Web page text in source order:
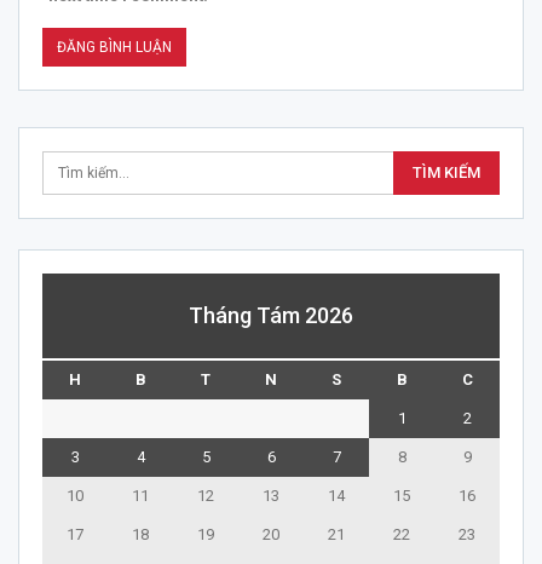
Tháng Tám 2026
H B T N S B C
1 2
3 4 5 6 7 8 9
10 11 12 13 14 15 16
17 18 19 20 21 22 23